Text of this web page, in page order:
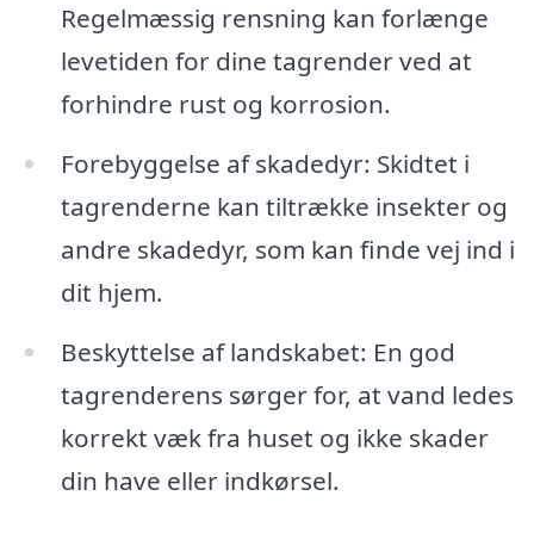
Regelmæssig rensning kan forlænge
levetiden for dine tagrender ved at
forhindre rust og korrosion.
Forebyggelse af skadedyr: Skidtet i
tagrenderne kan tiltrække insekter og
andre skadedyr, som kan finde vej ind i
dit hjem.
Beskyttelse af landskabet: En god
tagrenderens sørger for, at vand ledes
korrekt væk fra huset og ikke skader
din have eller indkørsel.